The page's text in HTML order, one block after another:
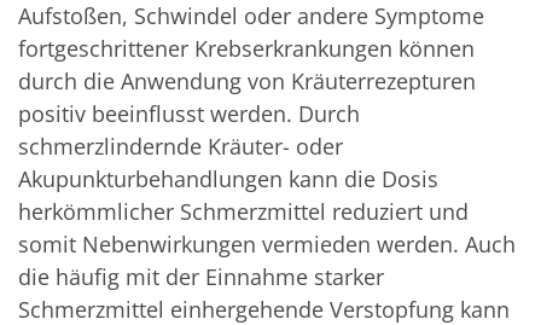
Aufstoßen, Schwindel oder andere Symptome
fortgeschrittener Krebserkrankungen können
durch die Anwendung von Kräuterrezepturen
positiv beeinflusst werden. Durch
schmerzlindernde Kräuter- oder
Akupunkturbehandlungen kann die Dosis
herkömmlicher Schmerzmittel reduziert und
somit Nebenwirkungen vermieden werden. Auch
die häufig mit der Einnahme starker
Schmerzmittel einhergehende Verstopfung kann